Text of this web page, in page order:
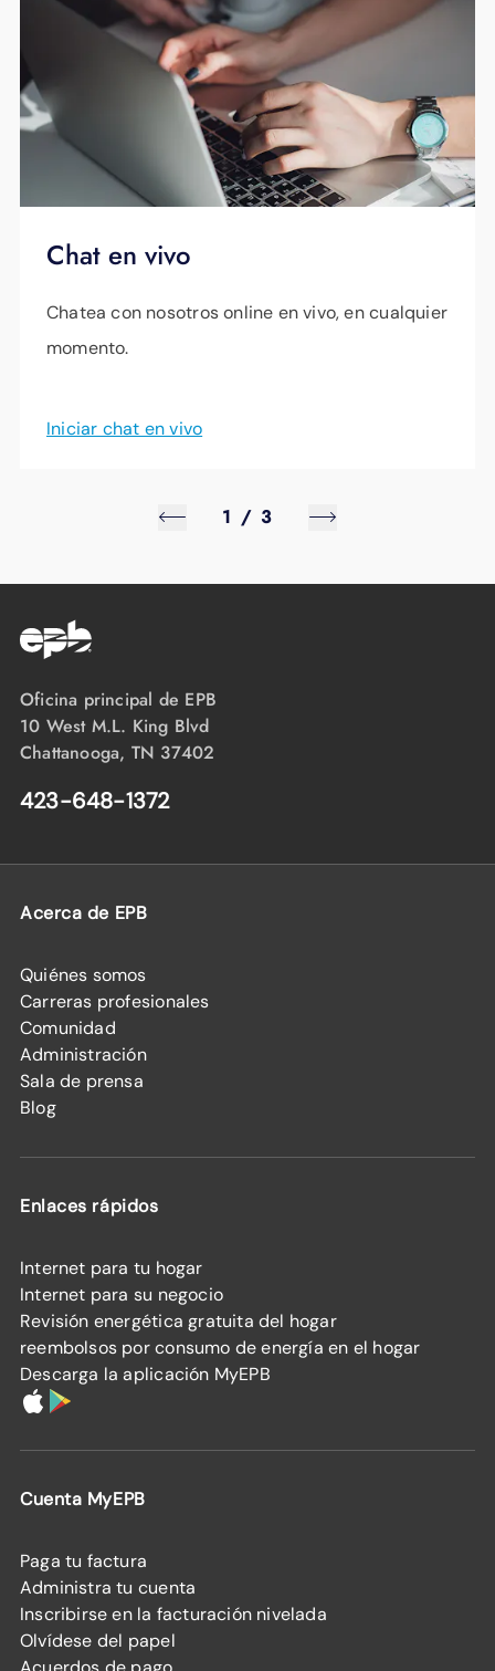
Chat en vivo
Chatea con nosotros online en vivo, en cualquier
momento.
Iniciar chat en vivo
1 / 3
Oficina principal de EPB
10 West M.L. King Blvd
Chattanooga, TN 37402
423-648-1372
Acerca de EPB
Quiénes somos
Carreras profesionales
Comunidad
Administración
Sala de prensa
Blog
Enlaces rápidos
Internet para tu hogar
Internet para su negocio
Revisión energética gratuita del hogar
reembolsos por consumo de energía en el hogar
Descarga la aplicación MyEPB
Cuenta MyEPB
Paga tu factura
Administra tu cuenta
Inscribirse en la facturación nivelada
Olvídese del papel